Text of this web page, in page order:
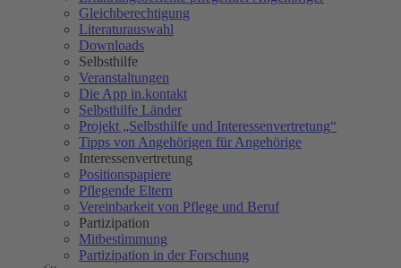
Gleichberechtigung
Literaturauswahl
Downloads
Selbsthilfe
Veranstaltungen
Die App in.kontakt
Selbsthilfe Länder
Projekt „Selbsthilfe und Interessenvertretung“
Tipps von Angehörigen für Angehörige
Interessenvertretung
Positionspapiere
Pflegende Eltern
Vereinbarkeit von Pflege und Beruf
Partizipation
Mitbestimmung
Partizipation in der Forschung